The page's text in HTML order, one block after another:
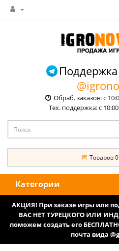
Обраб. заказов: с
Тех. поддержка: с
Товаров
Категории
АКЦИЯ! При заказе игры или
ВАС НЕТ ТУРЕЦКОГО ИЛИ
поможем создать его
почта вида